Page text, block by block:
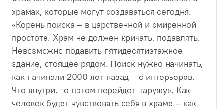
храмах, которые могут создаваться сегодня.
«Корень поиска – в царственной и смиренной
простоте. Храм не должен кричать, подавлять.
Невозможно подавить пятидесятиэтажное
здание, стоящее рядом. Поиск нужно начинать,
как начинали 2000 лет назад – с интерьеров.
Что внутри, то потом перейдет наружу». Как
человек будет чувствовать себя в храме – как